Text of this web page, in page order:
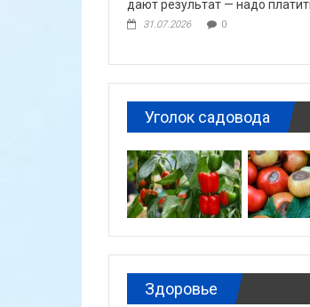
дают результат — надо
31.07.2026 0
Уголок садовода
Здоровье